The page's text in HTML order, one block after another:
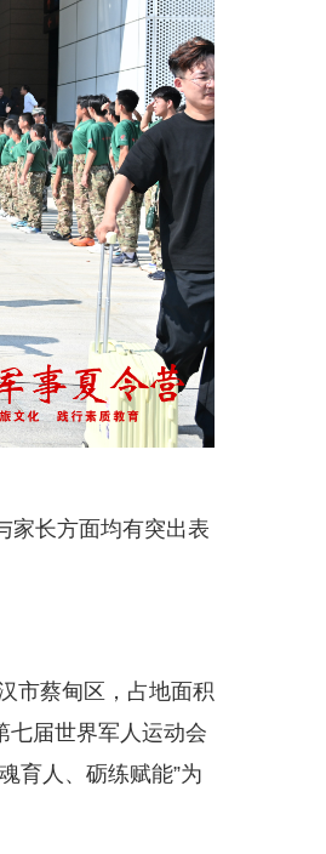
家长方面均有突出表
市蔡甸区，占地面积
七届世界军人运动会
育人、砺练赋能”为